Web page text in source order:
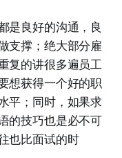
是良好的沟通，良
支撑；绝大部分雇
复的讲很多遍员工
想获得一个好的职
平；同时，如果求
的技巧也是必不可
也比面试的时